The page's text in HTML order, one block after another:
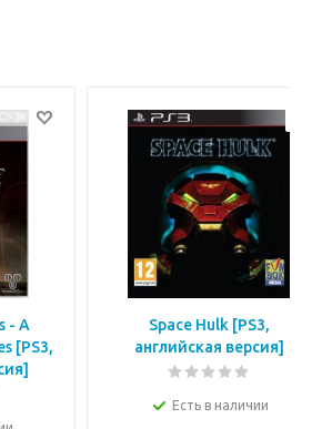
- A
[РS3,
Space Hulk [PS3,
английская версия]
Есть в наличии